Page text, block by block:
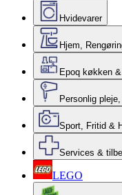
Hvidevarer
Hjem,
Epoq køkken
Personlig
Sport, Fritid &
Services &
LEGO